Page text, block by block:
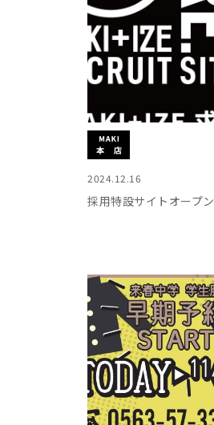
2024.12.16
採用特設サイトオープン